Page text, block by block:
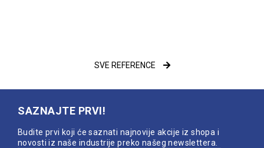
SVE REFERENCE
SAZNAJTE PRVI!
Budite prvi koji će saznati najnovije akcije iz shopa i
novosti iz naše industrije preko našeg newslettera.